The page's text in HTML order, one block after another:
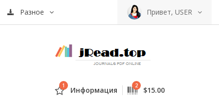
Разное Привет, USER
1 Информация 2 $15.00